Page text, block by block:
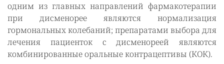
одним из главных направлений фармакотерапии
при дисменорее являются нормализация
гормональных колебаний; препаратами выбора для
лечения пациенток с дисменореей являются
комбинированные оральные контрацептивы (КОК).